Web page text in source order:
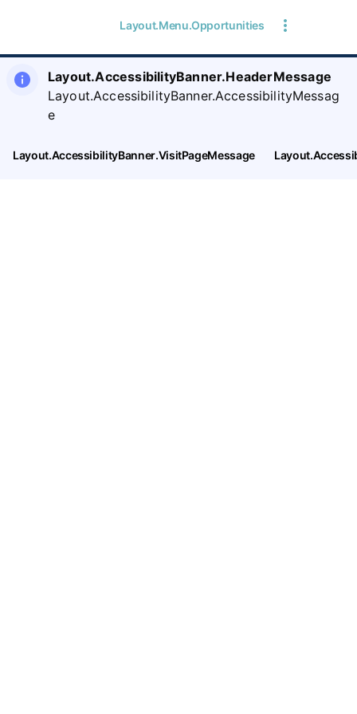
Layout.Menu.Opportunities
Layout.AccessibilityBanner.HeaderMessage
Layout.AccessibilityBanner.AccessibilityMessag
e
Layout.AccessibilityBanner.VisitPageMessage